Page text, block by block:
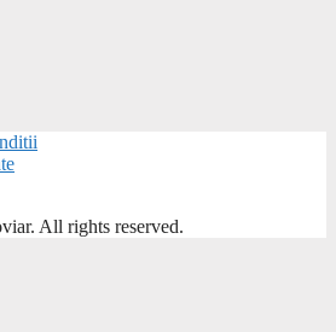
All rights reserved.